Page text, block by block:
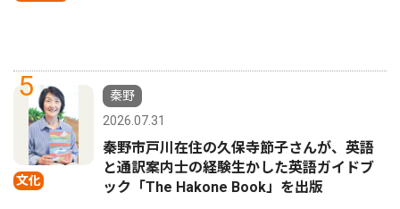
5
文化
秦野
2026.07.31
秦野市戸川在住の久保寺節子さんが、英語
と通訳案内士の経験生かした英語ガイドブ
ック「The Hakone Book」を出版